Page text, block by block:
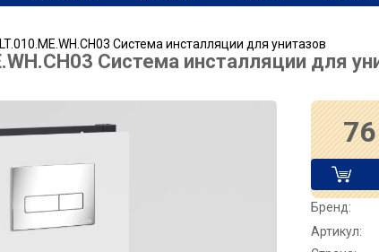
Система инсталляции для унитазов
Система инсталляции для
Бренд:
Артикул: